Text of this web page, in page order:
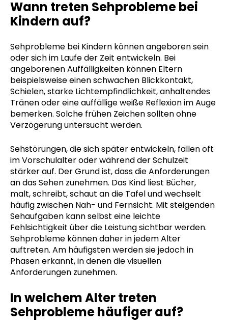
Wann treten Sehprobleme bei
Kindern auf?
Sehprobleme bei Kindern können angeboren sein
oder sich im Laufe der Zeit entwickeln. Bei
angeborenen Auffälligkeiten können Eltern
beispielsweise einen schwachen Blickkontakt,
Schielen, starke Lichtempfindlichkeit, anhaltendes
Tränen oder eine auffällige weiße Reflexion im Auge
bemerken. Solche frühen Zeichen sollten ohne
Verzögerung untersucht werden.
Sehstörungen, die sich später entwickeln, fallen oft
im Vorschulalter oder während der Schulzeit
stärker auf. Der Grund ist, dass die Anforderungen
an das Sehen zunehmen. Das Kind liest Bücher,
malt, schreibt, schaut an die Tafel und wechselt
häufig zwischen Nah- und Fernsicht. Mit steigenden
Sehaufgaben kann selbst eine leichte
Fehlsichtigkeit über die Leistung sichtbar werden.
Sehprobleme können daher in jedem Alter
auftreten. Am häufigsten werden sie jedoch in
Phasen erkannt, in denen die visuellen
Anforderungen zunehmen.
In welchem Alter treten
Sehprobleme häufiger auf?